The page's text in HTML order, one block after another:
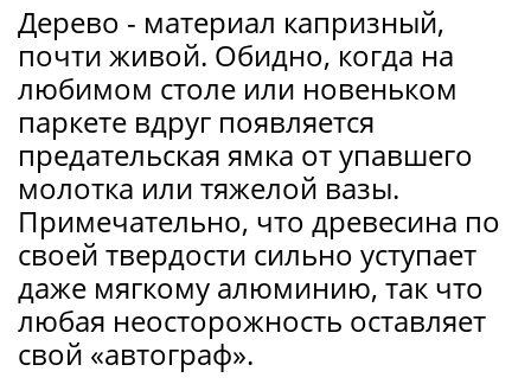
Дерево - материал капризный,
почти живой. Обидно, когда на
любимом столе или новеньком
паркете вдруг появляется
предательская ямка от упавшего
молотка или тяжелой вазы.
Примечательно, что древесина по
своей твердости сильно уступает
даже мягкому алюминию, так что
любая неосторожность оставляет
свой «автограф».